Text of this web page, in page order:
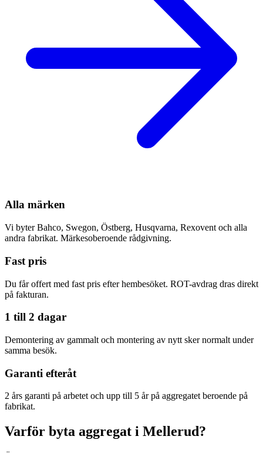
Alla märken
Vi byter Bahco, Swegon, Östberg, Husqvarna, Rexovent och alla
andra fabrikat. Märkesoberoende rådgivning.
Fast pris
Du får offert med fast pris efter hembesöket. ROT-avdrag dras direkt
på fakturan.
1 till 2 dagar
Demontering av gammalt och montering av nytt sker normalt under
samma besök.
Garanti efteråt
2 års garanti på arbetet och upp till 5 år på aggregatet beroende på
fabrikat.
Varför byta aggregat i Mellerud?